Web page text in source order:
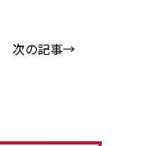
次の記事→